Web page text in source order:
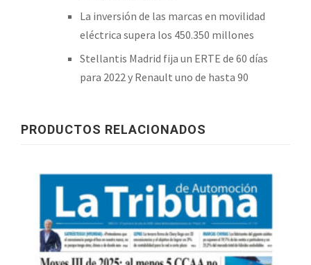
La inversión de las marcas en movilidad
eléctrica supera los 450.350 millones
Stellantis Madrid fija un ERTE de 60 días
para 2022 y Renault uno de hasta 90
PRODUCTOS RELACIONADOS